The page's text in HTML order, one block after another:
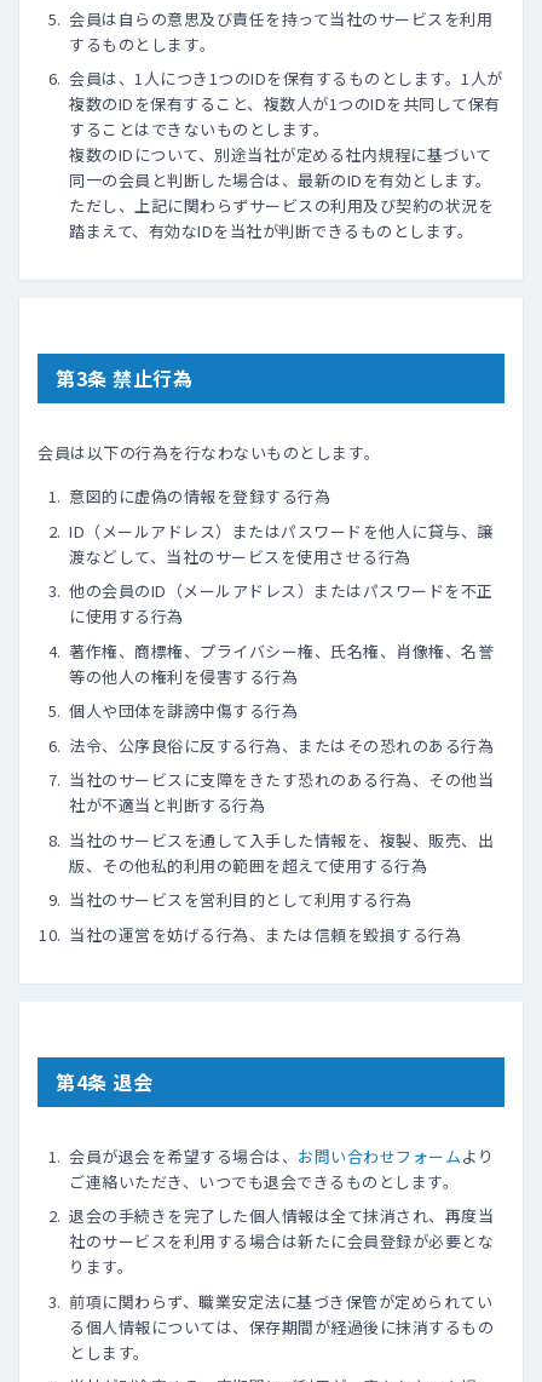
会員は自らの意思及び責任を持って当社のサービスを利用
するものとします｡
会員は、1人につき1つのIDを保有するものとします。1人が
複数のIDを保有すること、複数人が1つのIDを共同して保有
することはできないものとします。
複数のIDについて、別途当社が定める社内規程に基づいて
同一の会員と判断した場合は、最新のIDを有効とします。
ただし、上記に関わらずサービスの利用及び契約の状況を
踏まえて、有効なIDを当社が判断できるものとします。
第3条 禁止行為
会員は以下の行為を行なわないものとします｡
意図的に虚偽の情報を登録する行為
ID（メールアドレス）またはパスワードを他人に貸与、譲
渡などして、当社のサービスを使用させる行為
他の会員のID（メールアドレス）またはパスワードを不正
に使用する行為
著作権、商標権、プライバシー権、氏名権、肖像権、名誉
等の他人の権利を侵害する行為
個人や団体を誹謗中傷する行為
法令、公序良俗に反する行為、またはその恐れのある行為
当社のサービスに支障をきたす恐れのある行為、その他当
社が不適当と判断する行為
当社のサービスを通して入手した情報を、複製、販売、出
版、その他私的利用の範囲を超えて使用する行為
当社のサービスを営利目的として利用する行為
当社の運営を妨げる行為、または信頼を毀損する行為
第4条 退会
会員が退会を希望する場合は、 お問い合わせフォームより
ご連絡いただき、いつでも退会できるものとします。
退会の手続きを完了した個人情報は全て抹消され、再度当
社のサービスを利用する場合は新たに会員登録が必要とな
ります。
前項に関わらず、職業安定法に基づき保管が定められてい
る個人情報については、保存期間が経過後に抹消するもの
とします。